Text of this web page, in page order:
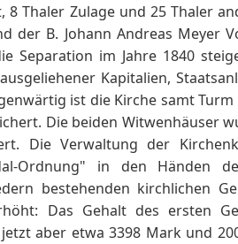
Thaler Zulage und 25 Thaler
der B. Johann Andreas Meyer
Separation im Jahre 1840
Kapitalien,
ist die Kirche samt
Die beiden Witwenhäuser
Die Verwaltung der
Ordnung" in den Händen
bestehenden kirchlichen
Das Gehalt des ersten
aber etwa 3398 Mark und